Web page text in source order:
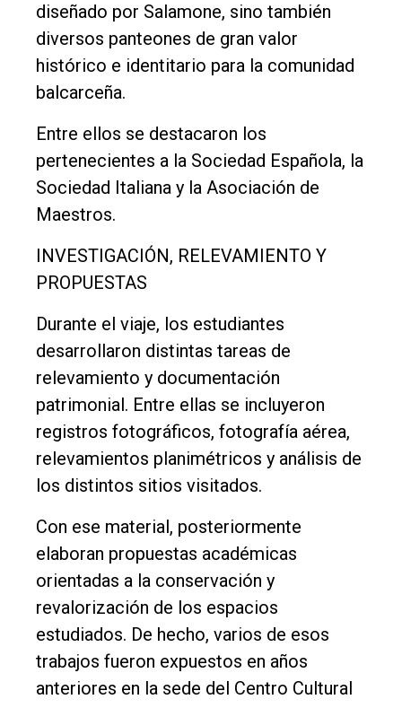
diseñado por Salamone, sino también
diversos panteones de gran valor
histórico e identitario para la comunidad
balcarceña.
Entre ellos se destacaron los
pertenecientes a la Sociedad Española, la
Sociedad Italiana y la Asociación de
Maestros.
INVESTIGACIÓN, RELEVAMIENTO Y
PROPUESTAS
Durante el viaje, los estudiantes
desarrollaron distintas tareas de
relevamiento y documentación
patrimonial. Entre ellas se incluyeron
registros fotográficos, fotografía aérea,
relevamientos planimétricos y análisis de
los distintos sitios visitados.
Con ese material, posteriormente
elaboran propuestas académicas
orientadas a la conservación y
revalorización de los espacios
estudiados. De hecho, varios de esos
trabajos fueron expuestos en años
anteriores en la sede del Centro Cultural